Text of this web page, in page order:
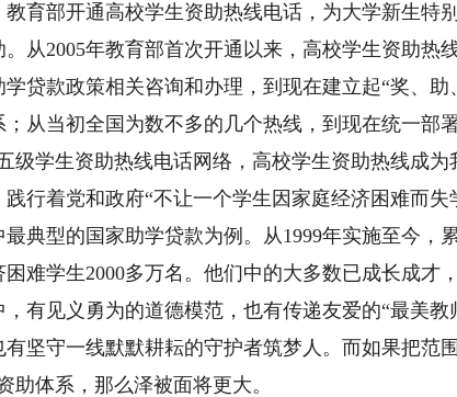
部开通高校学生资助热线电话，为大学新生特
。从2005年教育部首次开通以来，高校学生资助热
学贷款政策相关咨询和办理，到现在建立起“奖、
从当初全国为数不多的几个热线，到现在统一部
级学生资助热线电话网络，高校学生资助热线成
行着党和政府“不让一个学生因家庭经济困难而失
型的国家助学贷款为例。从1999年实施至今，
困难学生2000多万名。他们中的大多数已成长成才
，有见义勇为的道德模范，也有传递友爱的“最美
坚守一线默默耕耘的守护者筑梦人。而如果把范
助体系，那么泽被面将更大。